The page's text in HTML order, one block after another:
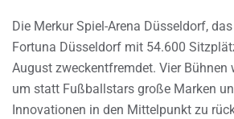
Die Merkur Spiel-Arena Düsseldorf,
Fortuna Düsseldorf mit 54.600
August zweckentfremdet. Vier Bühnen
um statt Fußballstars große Marken
Innovationen in den Mittelpunkt zu